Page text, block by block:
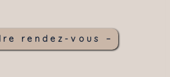
rendez-vous –